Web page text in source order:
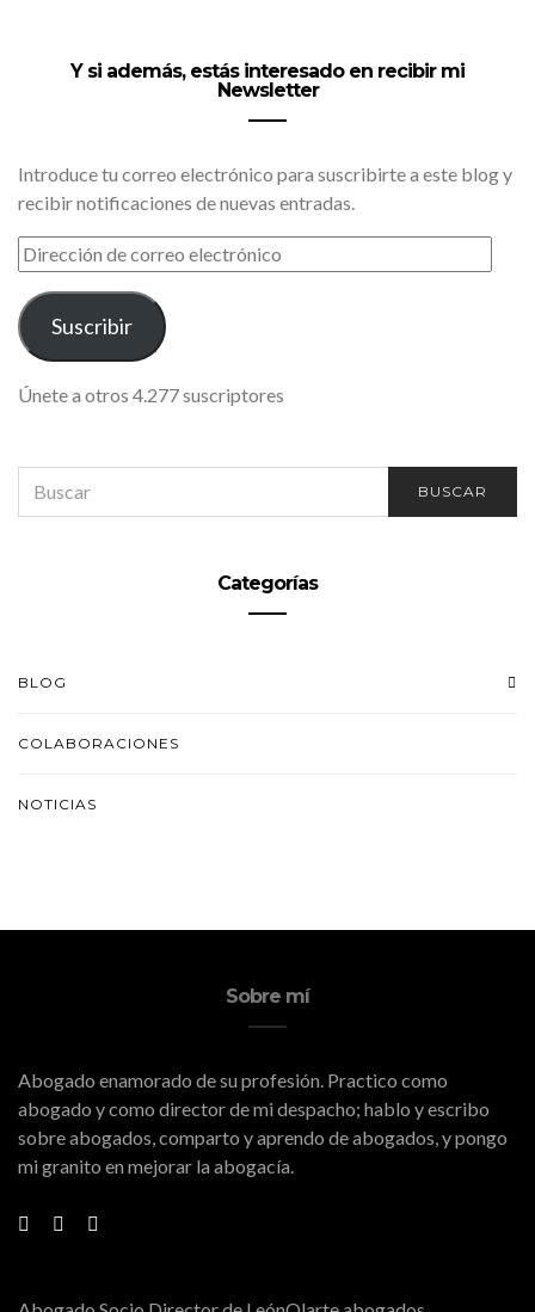
Y si además, estás interesado en recibir mi
Newsletter
Introduce tu correo electrónico para suscribirte a este blog y
recibir notificaciones de nuevas entradas.
DIRECCIÓN
DE
CORREO
ELECTRÓNICO
Suscribir
Únete a otros 4.277 suscriptores
FOR:
BUSCAR
Categorías
BLOG
COLABORACIONES
NOTICIAS
Sobre mí
Abogado enamorado de su profesión. Practico como
abogado y como director de mi despacho; hablo y escribo
sobre abogados, comparto y aprendo de abogados, y pongo
mi granito en mejorar la abogacía.